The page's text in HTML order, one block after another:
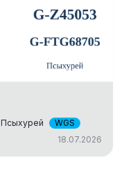
Псыхурей
WGS
18.07.2026